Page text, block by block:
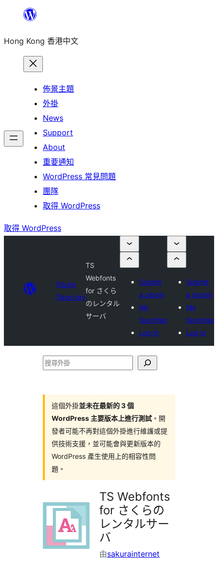
主
Hong Kong 香港中文
佈景主題
外掛
News
Support
About
重要通知
WordPress 常見問題
團隊
取得 WordPress
取得 WordPress
Plugin
Directory
TS
Webfonts
for さくら
のレンタル
サーバ
Submit
a plugin
My
favorites
Log in
Submit
a plugin
My
favorites
Log in
搜
這個外掛並未在最新的 3 個
WordPress 主要版本上進行測試 。開
發者可能不再對這個外掛進行維護或提
供技術支援，並可能會與更新版本的
WordPress 產生使用上的相容性問
題。
TS Webfonts
for さくらの
レンタルサー
バ
由sakurainternet